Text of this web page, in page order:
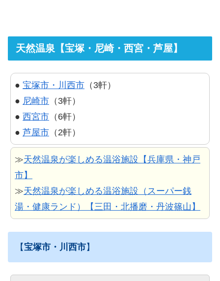
天然温泉【宝塚・尼崎・西宮・芦屋】
● 宝塚市・川西市 （3軒）
● 尼崎市 （3軒）
● 西宮市 （6軒）
● 芦屋市 （2軒）
≫天然温泉が楽しめる温浴施設【兵庫県・神戸
市】
≫天然温泉が楽しめる温浴施設（スーパー銭
湯・健康ランド）【三田・北播磨・丹波篠山】
【 宝塚市・川西市】